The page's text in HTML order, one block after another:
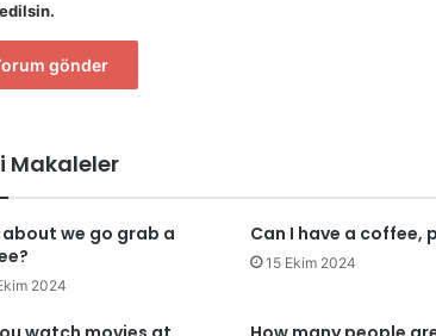
Makaleler
about we go grab a
2024
Can I have a coffee,
15 Ekim 2024